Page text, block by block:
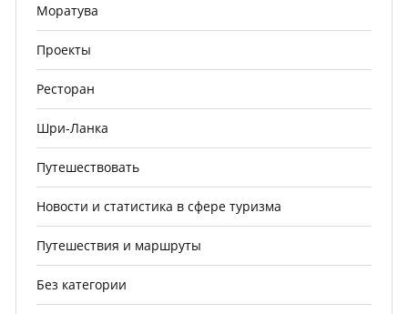
Моратува
Проекты
Ресторан
Шри-Ланка
Путешествовать
Новости и статистика в сфере туризма
Путешествия и маршруты
Без категории